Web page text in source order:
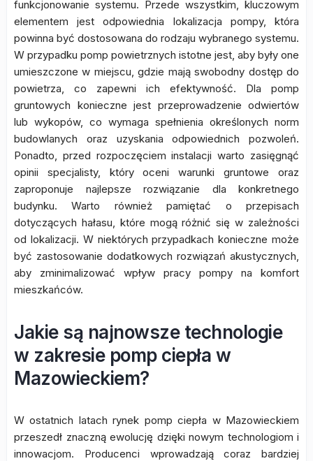
funkcjonowanie systemu. Przede wszystkim, kluczowym
elementem jest odpowiednia lokalizacja pompy, która
powinna być dostosowana do rodzaju wybranego systemu.
W przypadku pomp powietrznych istotne jest, aby były one
umieszczone w miejscu, gdzie mają swobodny dostęp do
powietrza, co zapewni ich efektywność. Dla pomp
gruntowych konieczne jest przeprowadzenie odwiertów
lub wykopów, co wymaga spełnienia określonych norm
budowlanych oraz uzyskania odpowiednich pozwoleń.
Ponadto, przed rozpoczęciem instalacji warto zasięgnąć
opinii specjalisty, który oceni warunki gruntowe oraz
zaproponuje najlepsze rozwiązanie dla konkretnego
budynku. Warto również pamiętać o przepisach
dotyczących hałasu, które mogą różnić się w zależności
od lokalizacji. W niektórych przypadkach konieczne może
być zastosowanie dodatkowych rozwiązań akustycznych,
aby zminimalizować wpływ pracy pompy na komfort
mieszkańców.
Jakie są najnowsze technologie
w zakresie pomp ciepła w
Mazowieckiem?
W ostatnich latach rynek pomp ciepła w Mazowieckiem
przeszedł znaczną ewolucję dzięki nowym technologiom i
innowacjom. Producenci wprowadzają coraz bardziej